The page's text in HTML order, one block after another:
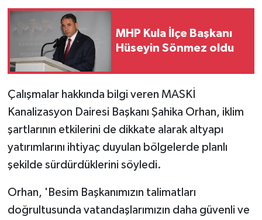
MHP Kula İlçe Başkanı
Hüseyin Sönmez oldu
Çalışmalar hakkında bilgi veren MASKİ
Kanalizasyon Dairesi Başkanı Şahika Orhan, iklim
şartlarının etkilerini de dikkate alarak altyapı
yatırımlarını ihtiyaç duyulan bölgelerde planlı
şekilde sürdürdüklerini söyledi.
Orhan, 'Besim Başkanımızın talimatları
doğrultusunda vatandaşlarımızın daha güvenli ve
Turizm
ÜLKE GÜNDEMİ
YEREL
Yerel Haberler